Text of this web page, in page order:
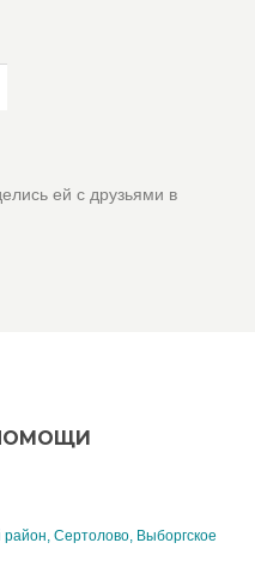
ей с друзьями в
район, Сертолово, Выборгское